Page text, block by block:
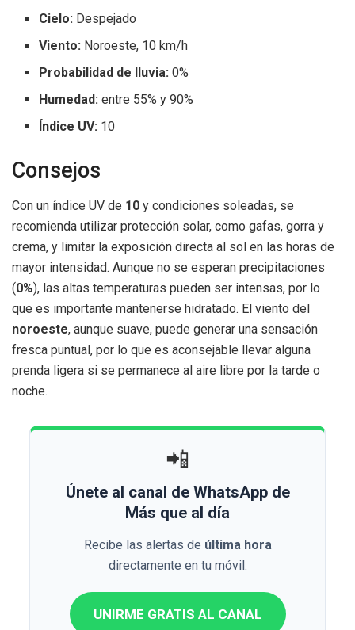
Cielo: Despejado
Viento: Noroeste, 10 km/h
Probabilidad de lluvia: 0%
Humedad: entre 55% y 90%
Índice UV: 10
Consejos
Con un índice UV de 10 y condiciones soleadas, se
recomienda utilizar protección solar, como gafas, gorra y
crema, y limitar la exposición directa al sol en las horas de
mayor intensidad. Aunque no se esperan precipitaciones
(0%), las altas temperaturas pueden ser intensas, por lo
que es importante mantenerse hidratado. El viento del
noroeste, aunque suave, puede generar una sensación
fresca puntual, por lo que es aconsejable llevar alguna
prenda ligera si se permanece al aire libre por la tarde o
noche.
📲
Únete al canal de WhatsApp de
Más que al día
Recibe las alertas de última hora
directamente en tu móvil.
UNIRME GRATIS AL CANAL